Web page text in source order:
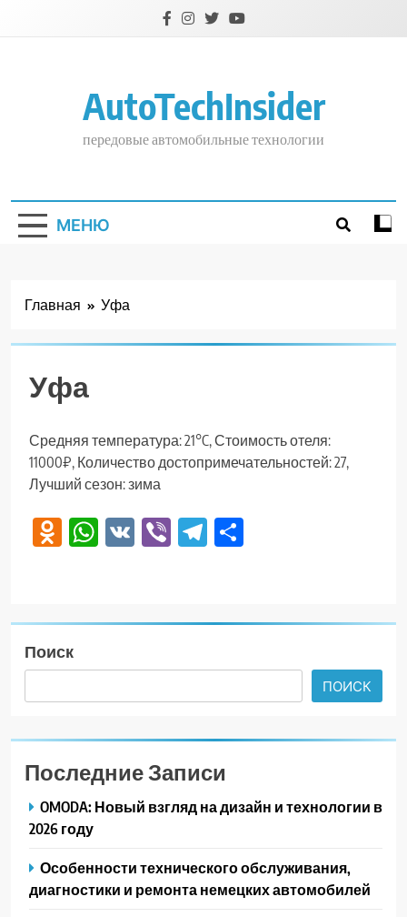
AutoTechInsider
передовые автомобильные технологии
МЕНЮ
Главная Уфа
Уфа
Средняя температура: 21°C, Стоимость отеля:
11000₽, Количество достопримечательностей: 27,
Лучший сезон: зима
Odnoklassniki
WhatsApp
VK ViberTelegram
Поиск
ПОИСК
Последние Записи
OMODA: Новый взгляд на дизайн и технологии в
2026 году
Особенности технического обслуживания,
диагностики и ремонта немецких автомобилей